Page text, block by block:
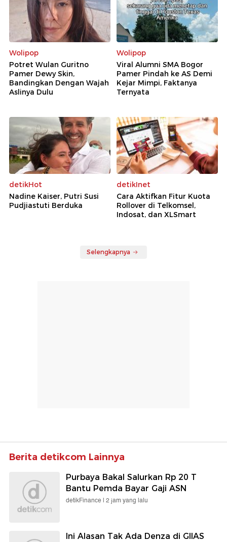
Wolipop
Potret Wulan Guritno
Pamer Dewy Skin,
Bandingkan Dengan Wajah
Aslinya Dulu
Wolipop
Viral Alumni SMA Bogor
Pamer Pindah ke AS Demi
Kejar Mimpi, Faktanya
Ternyata
detikHot
Nadine Kaiser, Putri Susi
Pudjiastuti Berduka
detikInet
Cara Aktifkan Fitur Kuota
Rollover di Telkomsel,
Indosat, dan XLSmart
Selengkapnya
Berita detikcom Lainnya
Purbaya Bakal Salurkan Rp 20 T
Bantu Pemda Bayar Gaji ASN
detikFinance | 2 jam yang lalu
Ini Alasan Tak Ada Denza di GIIAS